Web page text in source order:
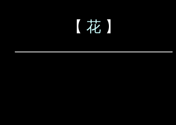
【 花 】